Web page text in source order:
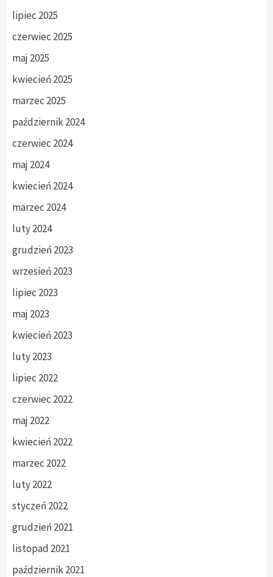
lipiec 2025
czerwiec 2025
maj 2025
kwiecień 2025
marzec 2025
październik 2024
czerwiec 2024
maj 2024
kwiecień 2024
marzec 2024
luty 2024
grudzień 2023
wrzesień 2023
lipiec 2023
maj 2023
kwiecień 2023
luty 2023
lipiec 2022
czerwiec 2022
maj 2022
kwiecień 2022
marzec 2022
luty 2022
styczeń 2022
grudzień 2021
listopad 2021
październik 2021